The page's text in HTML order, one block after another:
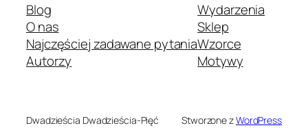
Blog
O nas
Najczęściej zadawane pytania
Autorzy
Wydarzenia
Sklep
Wzorce
Motywy
Dwadzieścia Dwadzieścia-Pięć Stworzone zWordPress